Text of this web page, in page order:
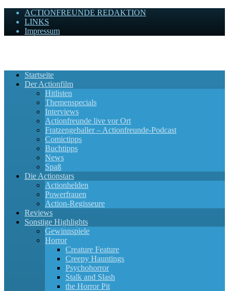
ACTIONFREUNDE REDAKTION
LINKS
Impressum
Startseite
Der Actionfilm
Hitlisten
Themenspecials
Interviews
Actionfreunde live vor Ort
Fratzengeballer – Actionfreunde-Podcast
Comictipps
Buchtipps
News
Spaß
Die Actionstars
Actionhelden
Powerfrauen
Action-Regisseure
Reviews
Sonstige Highlights
Gewinnspiele
Horror
Creature Feature
Creepy Hauntings
Psychohorror
Stalk and Slash
the Horror Pit